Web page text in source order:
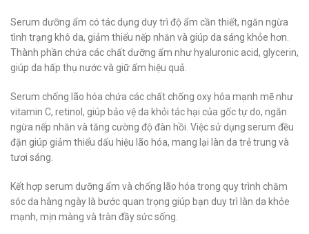
Serum dưỡng ẩm có tác dụng duy trì độ ẩm cần thiết, ngăn ngừa
tình trạng khô da, giảm thiểu nếp nhăn và giúp da sáng khỏe hơn.
Thành phần chứa các chất dưỡng ẩm như hyaluronic acid, glycerin,
giúp da hấp thụ nước và giữ ẩm hiệu quả.
Serum chống lão hóa chứa các chất chống oxy hóa mạnh mẽ như
vitamin C, retinol, giúp bảo vệ da khỏi tác hại của gốc tự do, ngăn
ngừa nếp nhăn và tăng cường độ đàn hồi. Việc sử dụng serum đều
đặn giúp giảm thiểu dấu hiệu lão hóa, mang lại làn da trẻ trung và
tươi sáng.
Kết hợp serum dưỡng ẩm và chống lão hóa trong quy trình chăm
sóc da hàng ngày là bước quan trọng giúp bạn duy trì làn da khỏe
mạnh, mịn màng và tràn đầy sức sống.